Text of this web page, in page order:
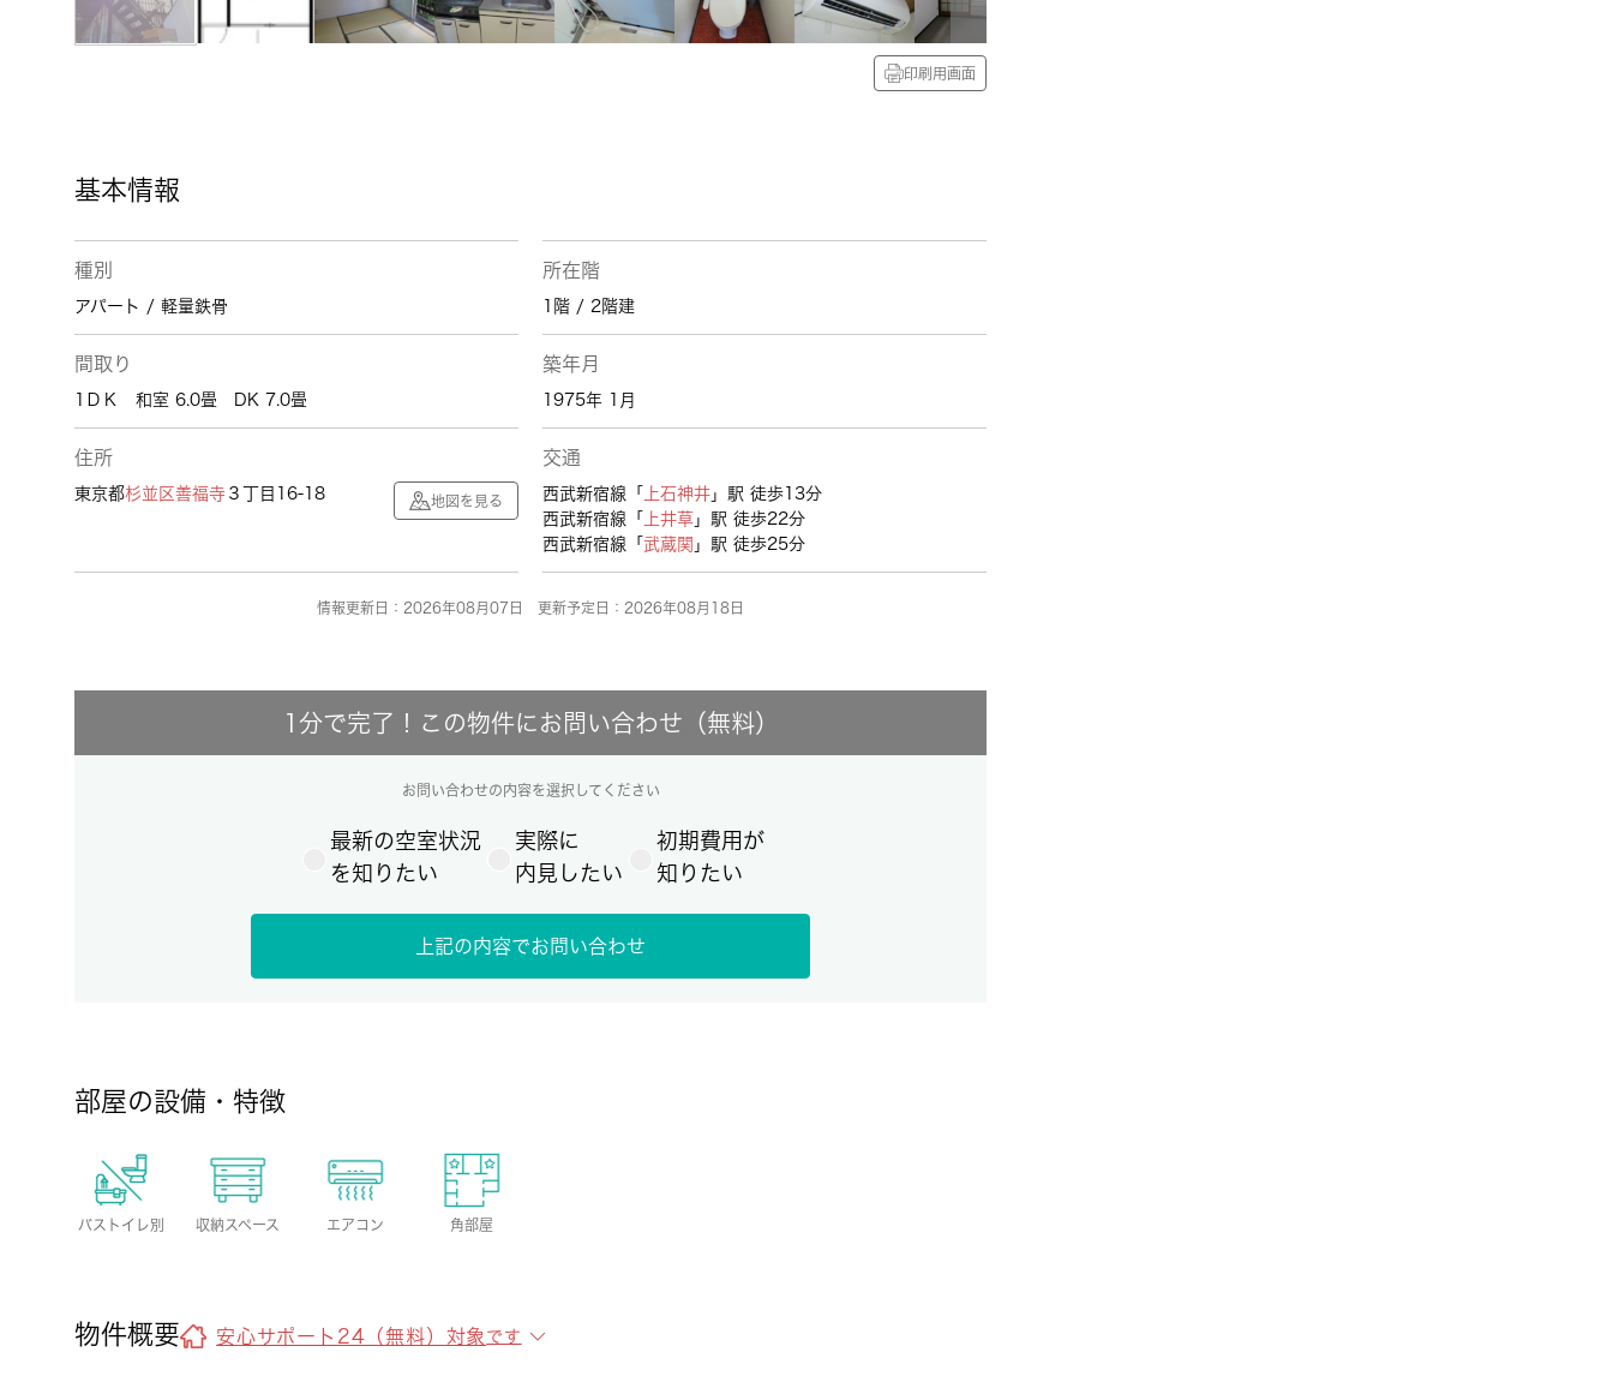
印刷用画面
基本情報
種別
アパート / 軽量鉄骨
所在階
1階 / 2階建
間取り
1ＤＫ 和室 6.0畳 DK 7.0畳
築年月
1975年 1月
住所
東京都杉並区善福寺 ３丁目16-18 地図を見る
交通
西武新宿線「 上石神井 」駅 徒歩13分
西武新宿線「
上井草 」駅 徒歩22分
西武新宿線「 武蔵関 」駅 徒歩25分
情報更新日：2026年08月07日 更新予定日：2026年08月18日
1分で完了！この物件にお問い合わせ（無料）
お問い合わせの内容を選択してください
最新の空室状況
を知りたい
実際に
内見したい
初期費用が
知りたい
上記の内容でお問い合わせ
部屋の設備・特徴
バストイレ別 収納スペース エアコン 角部屋
物件概要 安心サポート24（無料）対象 です